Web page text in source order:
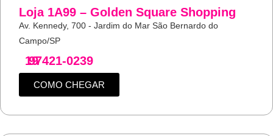
Loja 1A99 – Golden Square Shopping
Av. Kennedy, 700 - Jardim do Mar São Bernardo do
Campo/SP
19
97421-0239
COMO CHEGAR